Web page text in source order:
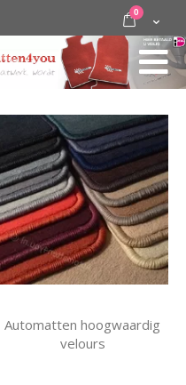
Cart
0 items
Automatten hoogwaardig
velours